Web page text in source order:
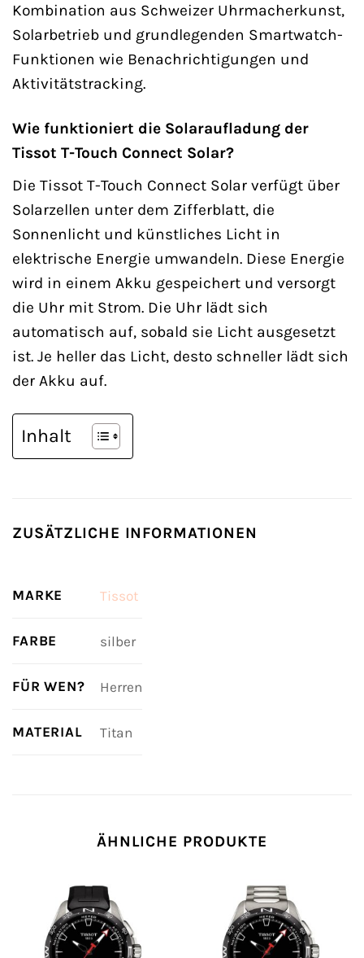
Kombination aus Schweizer Uhrmacherkunst,
Solarbetrieb und grundlegenden Smartwatch-
Funktionen wie Benachrichtigungen und
Aktivitätstracking.
Wie funktioniert die Solaraufladung der
Tissot T-Touch Connect Solar?
Die Tissot T-Touch Connect Solar verfügt über
Solarzellen unter dem Zifferblatt, die
Sonnenlicht und künstliches Licht in
elektrische Energie umwandeln. Diese Energie
wird in einem Akku gespeichert und versorgt
die Uhr mit Strom. Die Uhr lädt sich
automatisch auf, sobald sie Licht ausgesetzt
ist. Je heller das Licht, desto schneller lädt sich
der Akku auf.
Inhalt
ZUSÄTZLICHE INFORMATIONEN
MARKE Tissot
FARBE silber
FÜR WEN? Herren
MATERIAL Titan
ÄHNLICHE PRODUKTE